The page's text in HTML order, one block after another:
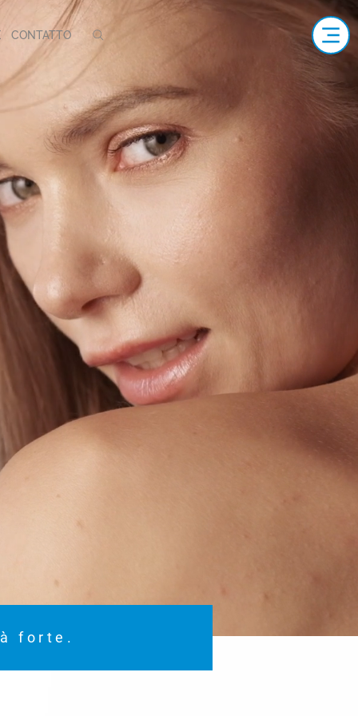
CONTATTO
forte.